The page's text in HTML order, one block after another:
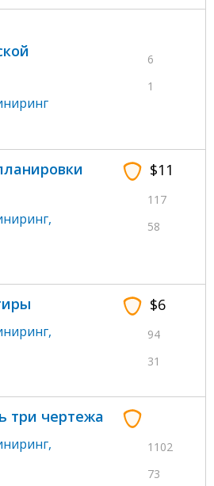
6
1
$11
117
58
,
$6
94
31
,
1102
73
три чертежа
,